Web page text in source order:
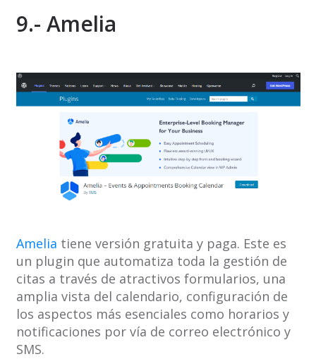
9.- Amelia
Amelia tiene versión gratuita y paga. Este es
un plugin que automatiza toda la gestión de
citas a través de atractivos formularios, una
amplia vista del calendario, configuración de
los aspectos más esenciales como horarios y
notificaciones por vía de correo electrónico y
SMS.